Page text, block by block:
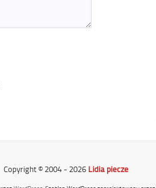
Copyright © 2004 - 2026 Lidia piecze